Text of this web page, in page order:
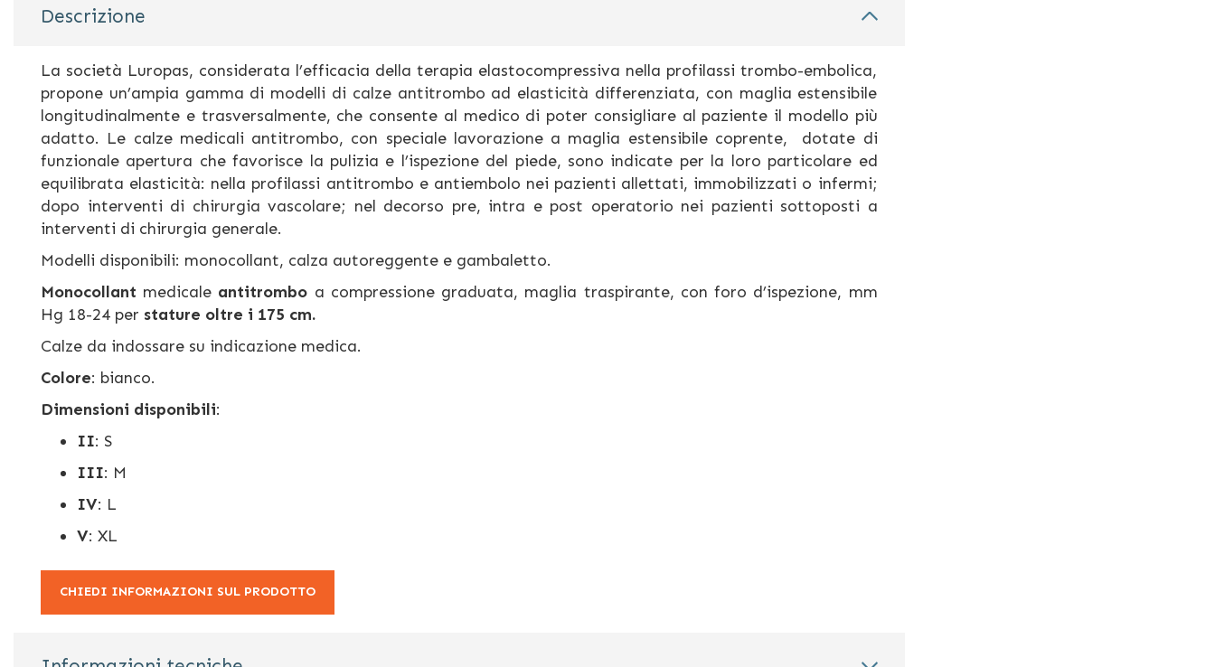
immagini
Descrizione
La società Luropas, considerata l’efficacia della terapia elastocompressiva nella profilassi trombo-embolica,
propone un’ampia gamma di modelli di calze antitrombo ad elasticità differenziata, con maglia estensibile
longitudinalmente e trasversalmente, che consente al medico di poter consigliare al paziente il modello più
adatto. Le calze medicali antitrombo, con speciale lavorazione a maglia estensibile coprente, dotate di
funzionale apertura che favorisce la pulizia e l’ispezione del piede, sono indicate per la loro particolare ed
equilibrata elasticità: nella profilassi antitrombo e antiembolo nei pazienti allettati, immobilizzati o infermi;
dopo interventi di chirurgia vascolare; nel decorso pre, intra e post operatorio nei pazienti sottoposti a
interventi di chirurgia generale.
Modelli disponibili: monocollant, calza autoreggente e gambaletto.
Monocollant medicale antitrombo a compressione graduata, maglia traspirante, con foro d’ispezione, mm
Hg 18-24 per stature oltre i 175 cm.
Calze da indossare su indicazione medica.
Colore: bianco.
Dimensioni disponibili:
II: S
III: M
IV: L
V: XL
CHIEDI INFORMAZIONI SUL PRODOTTO